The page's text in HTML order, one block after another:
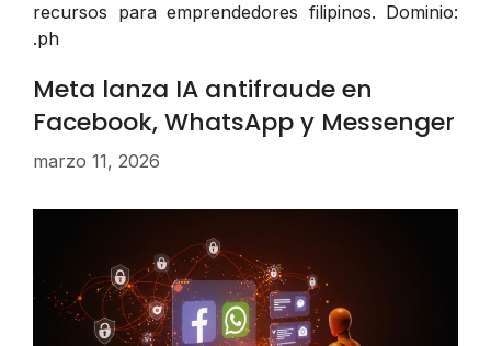
recursos para emprendedores filipinos. Dominio:
.ph
Meta lanza IA antifraude en
Facebook, WhatsApp y Messenger
marzo 11, 2026